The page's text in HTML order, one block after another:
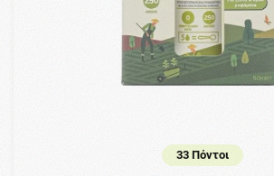
33 Πόντοι